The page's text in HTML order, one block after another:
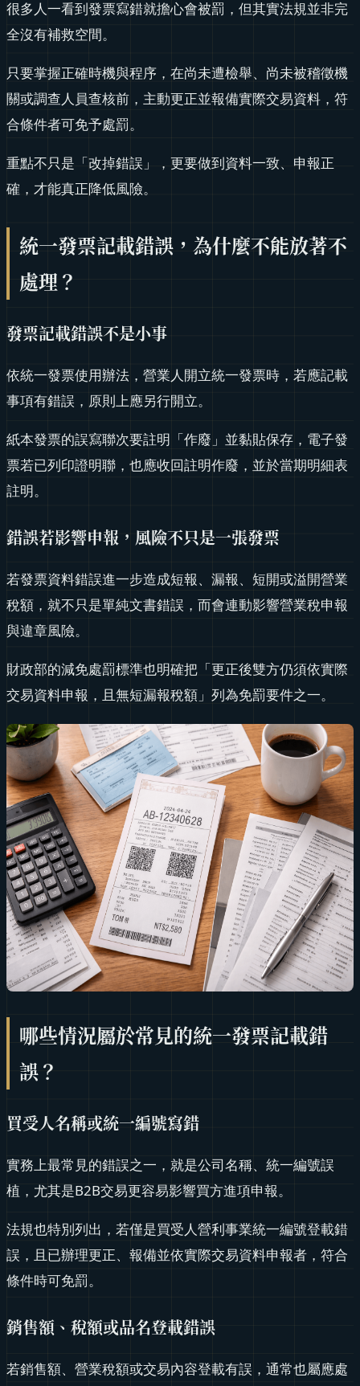
很多人一看到發票寫錯就擔心會被罰，但其實法規並非完
全沒有補救空間。
只要掌握正確時機與程序，在尚未遭檢舉、尚未被稽徵機
關或調查人員查核前，主動更正並報備實際交易資料，符
合條件者可免予處罰。
重點不只是「改掉錯誤」，更要做到資料一致、申報正
確，才能真正降低風險。
統一發票記載錯誤，為什麼不能放著不
處理？
發票記載錯誤不是小事
依統一發票使用辦法，營業人開立統一發票時，若應記載
事項有錯誤，原則上應另行開立。
紙本發票的誤寫聯次要註明「作廢」並黏貼保存，電子發
票若已列印證明聯，也應收回註明作廢，並於當期明細表
註明。
錯誤若影響申報，風險不只是一張發票
若發票資料錯誤進一步造成短報、漏報、短開或溢開營業
稅額，就不只是單純文書錯誤，而會連動影響營業稅申報
與違章風險。
財政部的減免處罰標準也明確把「更正後雙方仍須依實際
交易資料申報，且無短漏報稅額」列為免罰要件之一。
哪些情況屬於常見的統一發票記載錯
誤？
買受人名稱或統一編號寫錯
實務上最常見的錯誤之一，就是公司名稱、統一編號誤
植，尤其是B2B交易更容易影響買方進項申報。
法規也特別列出，若僅是買受人營利事業統一編號登載錯
誤，且已辦理更正、報備並依實際交易資料申報者，符合
條件時可免罰。
銷售額、稅額或品名登載錯誤
若銷售額、營業稅額或交易內容登載有誤，通常也屬應處